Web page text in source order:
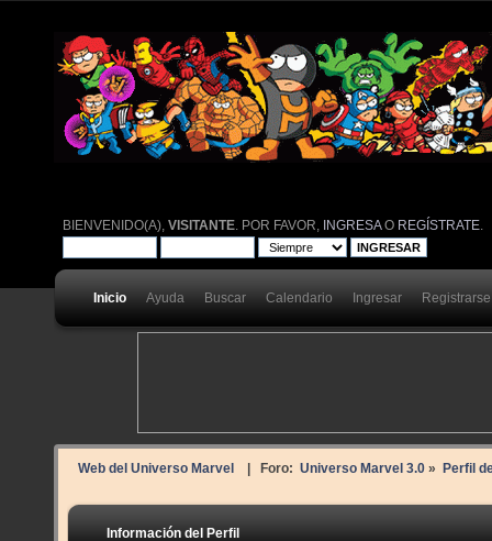
BIENVENIDO(A),VISITANTE . POR FAVOR, INGRESAO REGÍSTRATE
Inicio Ayuda Buscar Calendario Ingresar Registrarse
Web del Universo Marvel | Foro: Universo Marvel 3.0» Perfil
Información del Perfil